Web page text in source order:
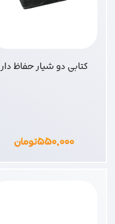
کتابی دو شیار حفاظ دار
۵۵۰,۰۰۰تومان